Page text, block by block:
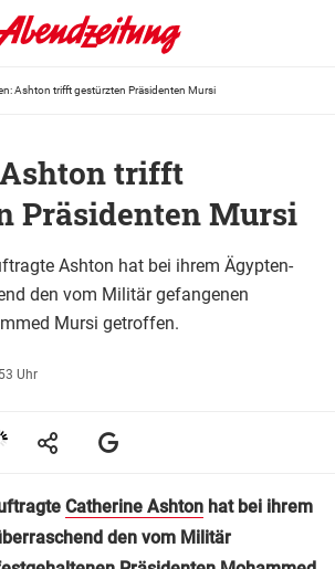
Ashton trifft gestürzten Präsidenten Mursi
trifft
Präsidenten Mursi
Ashton hat bei ihrem Ägypten-
den vom Militär gefangenen
Mursi getroffen.
Uhr
Catherine Ashton hat bei ihrem
den vom Militär